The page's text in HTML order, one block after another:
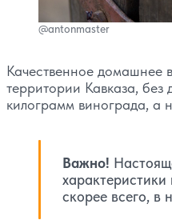
@antonmaster
Качественное домашнее
территории Кавказа, без
килограмм винограда, а
Важно!
скорее всего, в